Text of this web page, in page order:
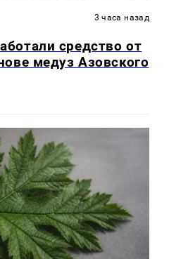
3 часа назад
средство от
медуз Азовского